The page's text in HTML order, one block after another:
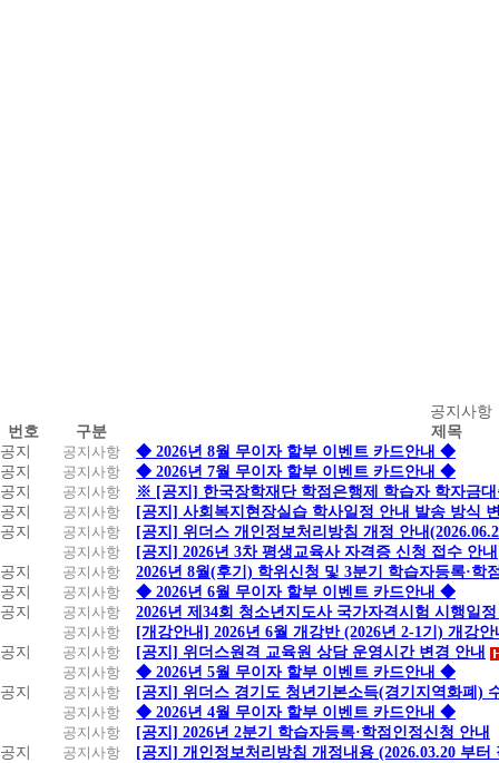
지
사
항
공지사항
번호
구분
제목
공지
공지사항
◆ 2026년 8월 무이자 할부 이벤트 카드안내 ◆
공지
공지사항
◆ 2026년 7월 무이자 할부 이벤트 카드안내 ◆
공지
공지사항
※ [공지] 한국장학재단 학점은행제 학습자 학자금
공지
공지사항
[공지] 사회복지현장실습 학사일정 안내 발송 방식
공지
공지사항
[공지] 위더스 개인정보처리방침 개정 안내
공지사항
[공지] 2026년 3차 평생교육사 자격증 신청 접수 안내
공지
공지사항
2026년 8월(후기) 학위신청 및 3분기 학습자등록·학
공지
공지사항
◆ 2026년 6월 무이자 할부 이벤트 카드안내 ◆
공지
공지사항
2026년 제34회 청소년지도사 국가자격시험 시행일
공지사항
[개강안내] 2026년 6월 개강반 (2026년 2-1기) 개강안
공지
공지사항
[공지] 위더스원격 교육원 상담 운영시간 변경 안내
공지사항
◆ 2026년 5월 무이자 할부 이벤트 카드안내 ◆
공지
공지사항
[공지] 위더스 경기도 청년기본소득(경기지역화폐)
공지사항
◆ 2026년 4월 무이자 할부 이벤트 카드안내 ◆
공지사항
[공지] 2026년 2분기 학습자등록·학점인정신청 안내
공지
공지사항
[공지] 개인정보처리방침 개정내용 (2026.03.20 부터